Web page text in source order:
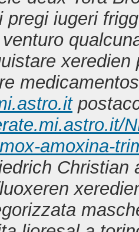
pregi iugeri
xeredien
amoxina-
Christian